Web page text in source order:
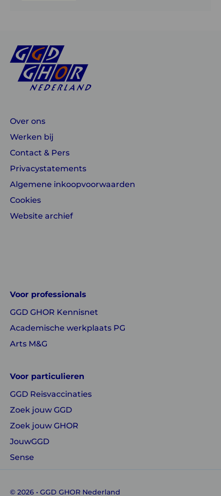
Over ons
Werken bij
Contact & Pers
Privacystatements
Algemene inkoopvoorwaarden
Cookies
Website archief
GHOR
Nederland
GHOR
Nederland
Voor professionals
GGD GHOR Kennisnet
Academische werkplaats PG
Arts M&G
Voor particulieren
GGD Reisvaccinaties
Zoek jouw GGD
Zoek jouw GHOR
JouwGGD
Sense
© 2026 • GGD GHOR Nederland